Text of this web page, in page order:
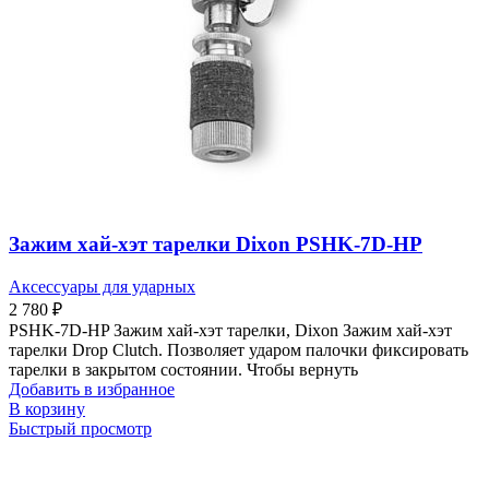
Зажим хай-хэт тарелки Dixon PSHK-7D-HP
Аксессуары для ударных
2 780 ₽
PSHK-7D-HP Зажим хай-хэт тарелки, Dixon Зажим хай-хэт
тарелки Drop Clutch. Позволяет ударом палочки фиксировать
тарелки в закрытом состоянии. Чтобы вернуть
Добавить в избранное
В корзину
Быстрый просмотр